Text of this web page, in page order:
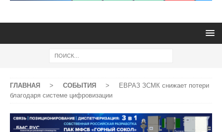
ГЛАВНАЯ > СОБЫТИЯ >
ЕВРАЗ ЗСМК снижает потери
благодаря системе цифровизации